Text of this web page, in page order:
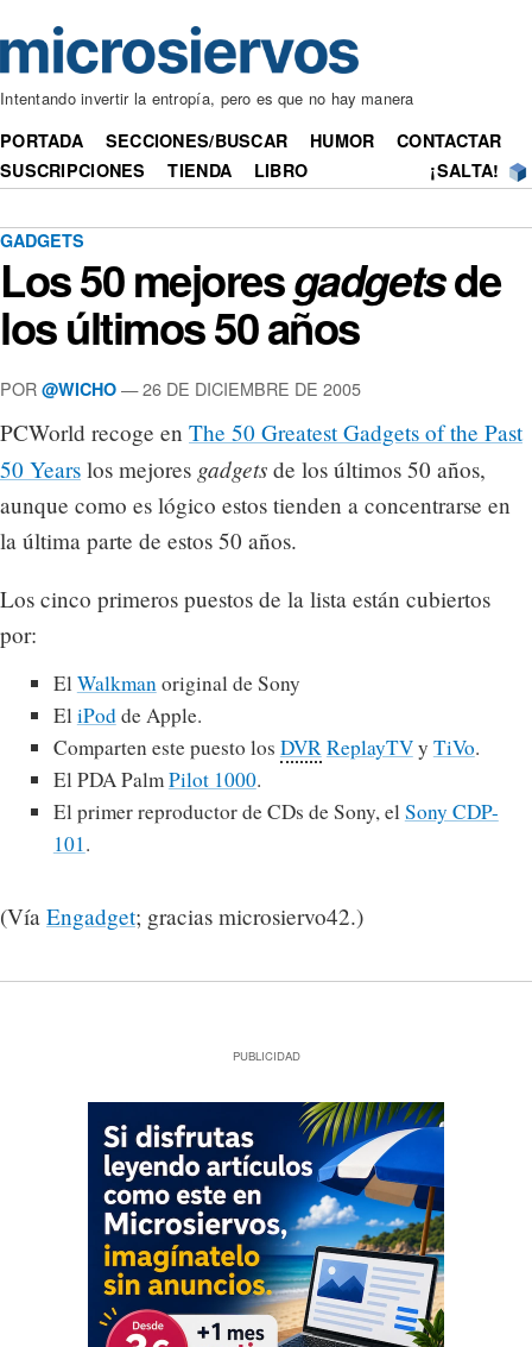
Intentando invertir la entropía, pero es que no hay manera
PORTADA SECCIONES/BUSCAR HUMOR
CONTACTAR
SUSCRIPCIONES
TIENDA LIBRO ¡SALTA!
GADGETS
Los 50 mejoresgadgetsde
los últimos 50 años
POR @WICHO — 26 DE DICIEMBRE DE 2005
PCWorld recoge en The 50 Greatest Gadgets of the Past
50 Years los mejores gadgets de los últimos 50 años,
aunque como es lógico estos tienden a concentrarse en
la última parte de estos 50 años.
Los cinco primeros puestos de la lista están cubiertos
por:
ElWalkmanoriginal de Sony
EliPodde Apple.
Comparten este puesto los DVRReplayTVy TiVo.
El PDA PalmPilot 1000.
El primer reproductor de CDs de Sony, elSony CDP-
101.
(Vía Engadget; gracias microsiervo42.)
PUBLICIDAD